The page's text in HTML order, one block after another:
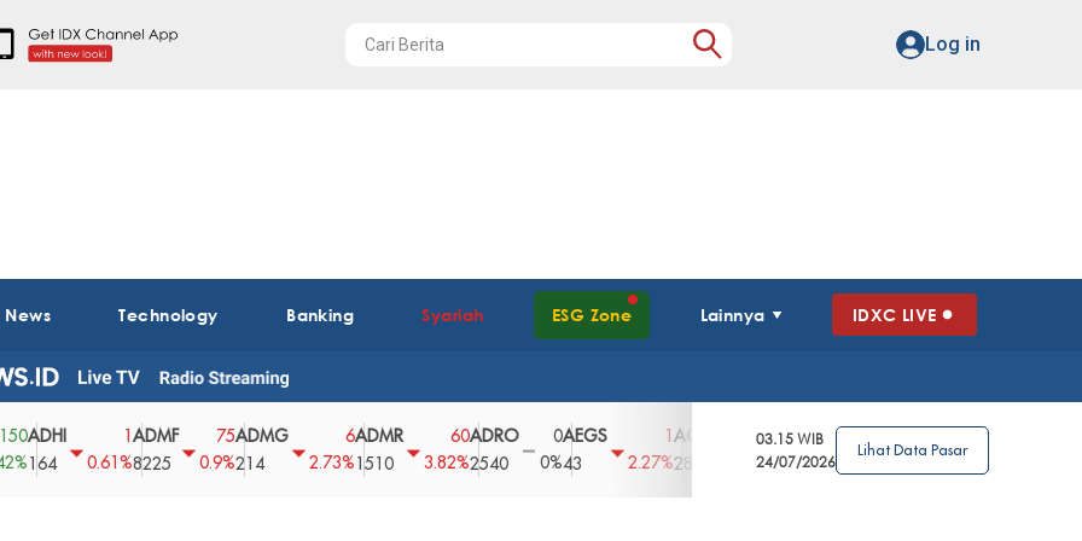
Log in
Technology Banking Syariah ESG Zone Lainnya IDXC LIVE
0.61%
ADMF
8225
75
0.9%
ADMG
214
2.73%
ADMR
1510
60
3.82%
ADRO
2540
0
0%
AEGS
2.27% 2850
3.39%
AGRO
148
4
2.63%
0%
03.15 WIB
24/07/2026
Lihat Data Pasar